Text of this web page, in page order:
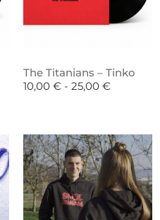
The Titanians – Tinko
10,00 € - 25,00 €